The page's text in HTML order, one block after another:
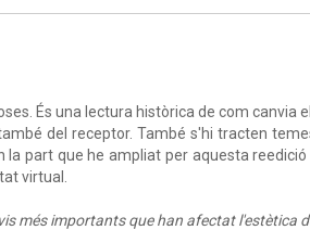
És una lectura històrica de com canvia
del receptor. També s'hi tracten
la part que he ampliat per aquesta
virtual.
més importants que han afectat l'estètica